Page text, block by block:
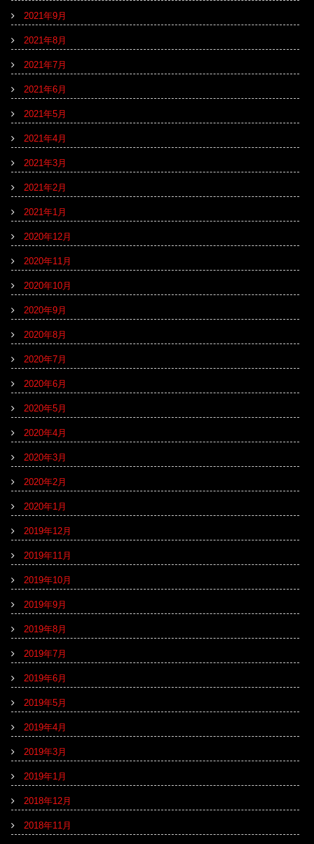
2021年9月
2021年8月
2021年7月
2021年6月
2021年5月
2021年4月
2021年3月
2021年2月
2021年1月
2020年12月
2020年11月
2020年10月
2020年9月
2020年8月
2020年7月
2020年6月
2020年5月
2020年4月
2020年3月
2020年2月
2020年1月
2019年12月
2019年11月
2019年10月
2019年9月
2019年8月
2019年7月
2019年6月
2019年5月
2019年4月
2019年3月
2019年1月
2018年12月
2018年11月